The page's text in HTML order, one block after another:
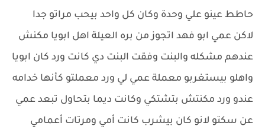
حاطط عينو علي وحدة وكان كل واحد بيحب مراتو جدا
لاكن عمي ابو فهد اتجوز من بره العيلة اهل ابويا مكنش
عندهم مشكله والبنت وفقت البنت دي كانت ورد كان ابويا
واهلو بيستغربو معملة عمي لي ورد معملتو كأنها خدامه
عندو ورد مكنتش بتشتكي وكانت ديما بتحاول تبعد عمي
عن سكتو لانو كان بيشرب كانت أمي ومرتات أعمامي